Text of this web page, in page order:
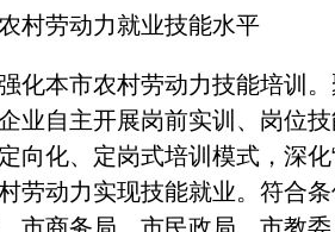
劳动力就业技能水平
本市农村劳动力技能培训。
业自主开展岗前实训、岗位
向化、定岗式培训模式，深
劳动力实现技能就业。符合